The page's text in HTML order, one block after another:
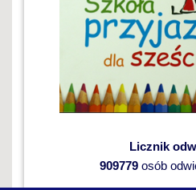
Licznik
909779osób